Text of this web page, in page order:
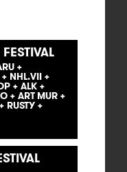
+
NHL.VII +
+ ALK +
+ ART MUR +
RUSTY +